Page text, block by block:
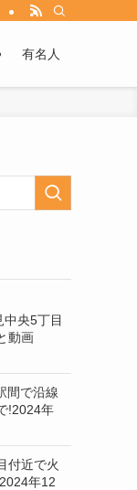
有名人
中央5丁目
動画
間で沿線
!2024年
付近で火
年12